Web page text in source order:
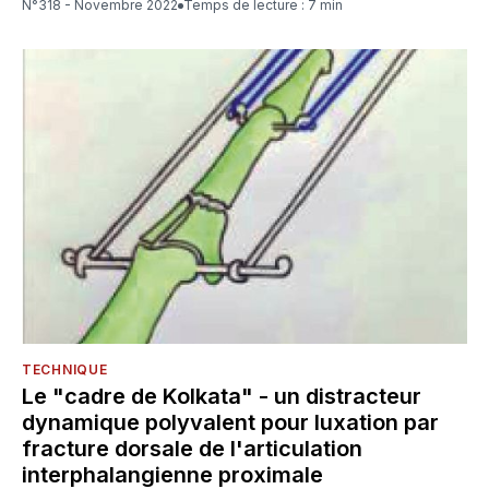
N°318 - Novembre 2022 Temps de lecture : 7 min
TECHNIQUE
Le "cadre de Kolkata" - un distracteur
dynamique polyvalent pour luxation par
fracture dorsale de l'articulation
interphalangienne proximale